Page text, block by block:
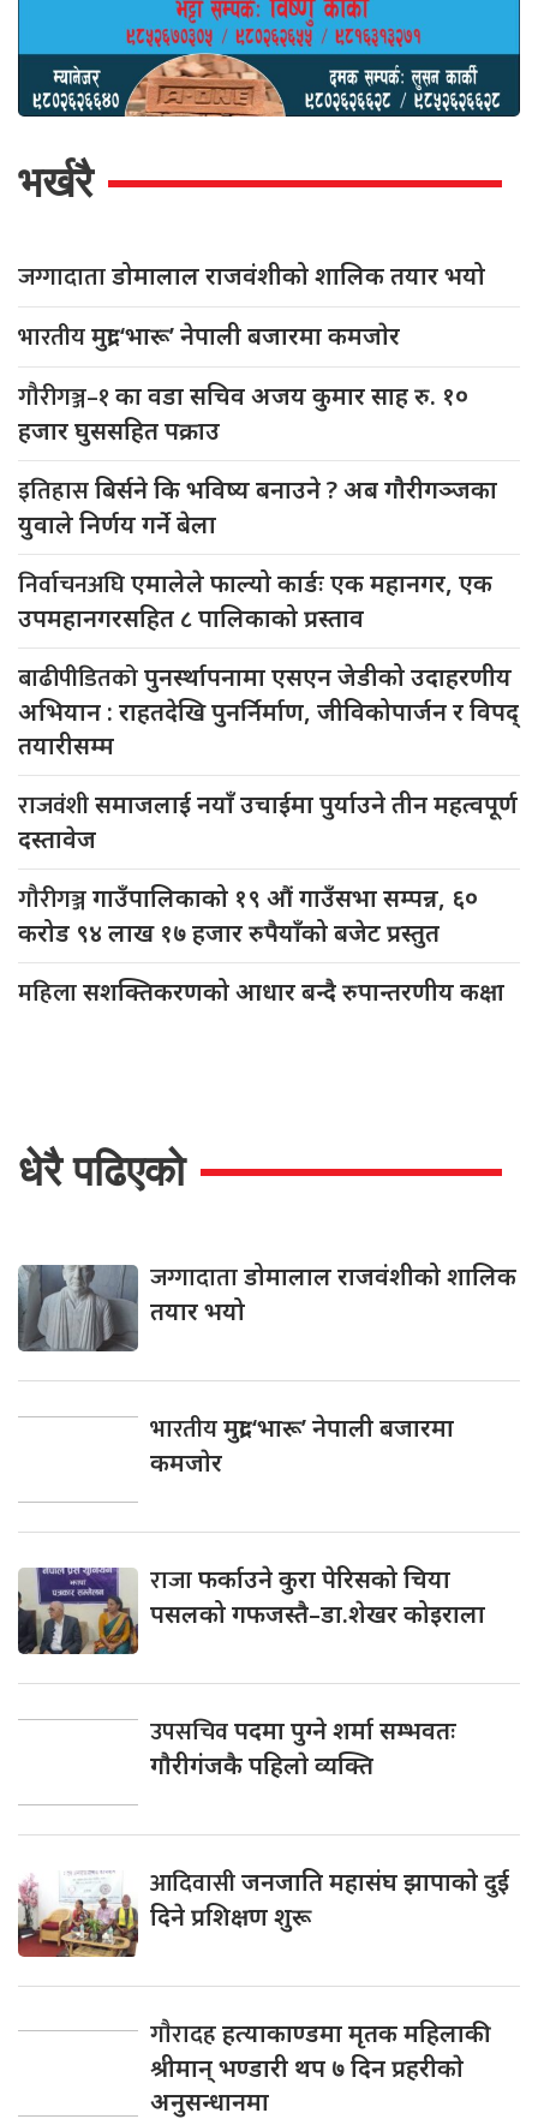
भर्खरै
जग्गादाताडोमालाल राजवंशीको शालिक तयार भयो
भारतीयमुद्रा ‘भारू’ नेपाली बजारमा कमजाेर
गौरीगञ्ज–१का वडा सचिव अजय कुमार साह रु. १०
हजार घुससहित पक्राउ
इतिहासबिर्सने कि भविष्य बनाउने ? अब गौरीगञ्जका
युवाले निर्णय गर्ने बेला
निर्वाचनअघिएमालेले फाल्यो कार्डः एक महानगर, एक
उपमहानगरसहित ८ पालिकाको प्रस्ताव
बाढीपीडितकोपुनर्स्थापनामा एसएन जेडीको उदाहरणीय
अभियान : राहतदेखि पुनर्निर्माण, जीविकोपार्जन र विपद्
तयारीसम्म
राजवंशीसमाजलाई नयाँ उचाईमा पुर्याउने तीन महत्वपूर्ण
दस्तावेज
गौरीगञ्जगाउँपालिकाको १९ औं गाउँसभा सम्पन्न, ६०
करोड ९४ लाख १७ हजार रुपैयाँको बजेट प्रस्तुत
महिलासशक्तिकरणको आधार बन्दै रुपान्तरणीय कक्षा
धेरै पढिएको
जग्गादाताडोमालाल राजवंशीको शालिक
तयार भयो
भारतीयमुद्रा ‘भारू’ नेपाली बजारमा
कमजाेर
राजाफर्काउने कुरा पेरिसको चिया
पसलको गफजस्तै–डा.शेखर कोइराला
उपसचिवपदमा पुग्ने शर्मा सम्भवतः
गाैरीगंजकै पहिलाे व्यक्ति
आदिवासीजनजाति महासंघ झापाकाे दुई
दिने प्रशिक्षण शुरू
गाैरादहहत्याकाण्डमा मृतक महिलाकी
श्रीमान् भण्डारी थप ७ दिन प्रहरीकाे
अनुसन्धानमा